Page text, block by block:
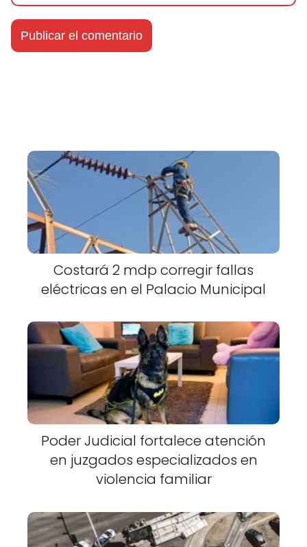
Costará 2 mdp corregir fallas
eléctricas en el Palacio Municipal
Poder Judicial fortalece atención
en juzgados especializados en
violencia familiar